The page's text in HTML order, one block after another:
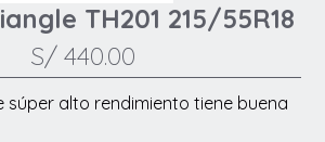
TH201 215/55R18
S/440.00
súper alto rendimiento tiene buena